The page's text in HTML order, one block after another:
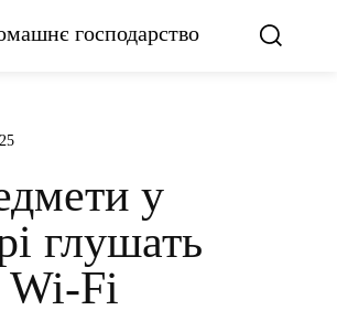
господарство
у
глушать
Wi-Fi